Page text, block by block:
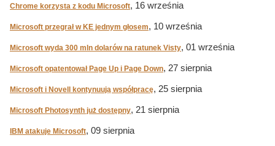
Chrome korzysta z kodu Microsoft, 16 września
Microsoft przegrał w KE jednym głosem, 10 września
Microsoft wyda 300 mln dolarów na ratunek Visty, 01 września
Microsoft opatentował Page Up i Page Down, 27 sierpnia
Microsoft i Novell kontynuują współpracę, 25 sierpnia
Microsoft Photosynth już dostępny, 21 sierpnia
IBM atakuje Microsoft, 09 sierpnia